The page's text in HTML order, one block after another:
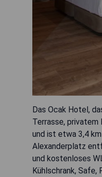
Das Ocak Hotel,
Terrasse, privatem
und ist etwa 3,4
Alexanderplatz
und kostenloses
Kühlschrank, Safe,